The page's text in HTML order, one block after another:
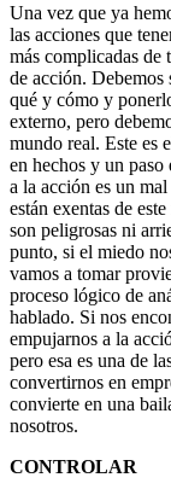
Una vez que ya
las acciones que
más complicadas de
de acción. Debemos
qué y cómo y
externo, pero
mundo real. Este es
en hechos y un paso
a la acción es un
están exentas de
son peligrosas ni
punto, si el miedo
vamos a tomar
proceso lógico de
hablado. Si nos
empujarnos a la
pero esa es una de
convertirnos en
convierte en una
nosotros.
CONTROLAR